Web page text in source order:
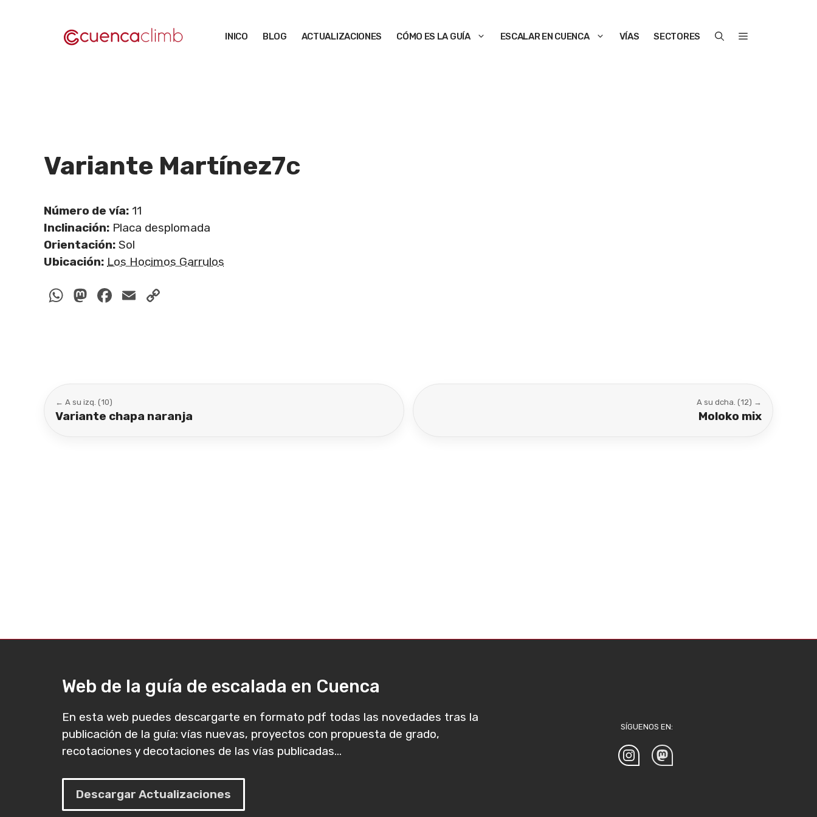
INICO BLOG ACTUALIZACIONES CÓMO ES LA GUÍA ESCALAR EN CUENCA VÍAS SECTORES
Variante Martínez7c
Número de vía: 11
Inclinación: Placa desplomada
Orientación: Sol
Ubicación: Los Hocimos Garrulos
WhatsApp
Mastodon
Facebook
Email
← A su izq. (10)
Variante chapa naranja
A su dcha. (12) →
Moloko mix
Web de la guía de escalada en Cuenca
En esta web puedes descargarte en formato pdf todas las novedades tras la
publicación de la guía: vías nuevas, proyectos con propuesta de grado,
recotaciones y decotaciones de las vías publicadas...
Descargar Actualizaciones
SÍGUENOS EN: